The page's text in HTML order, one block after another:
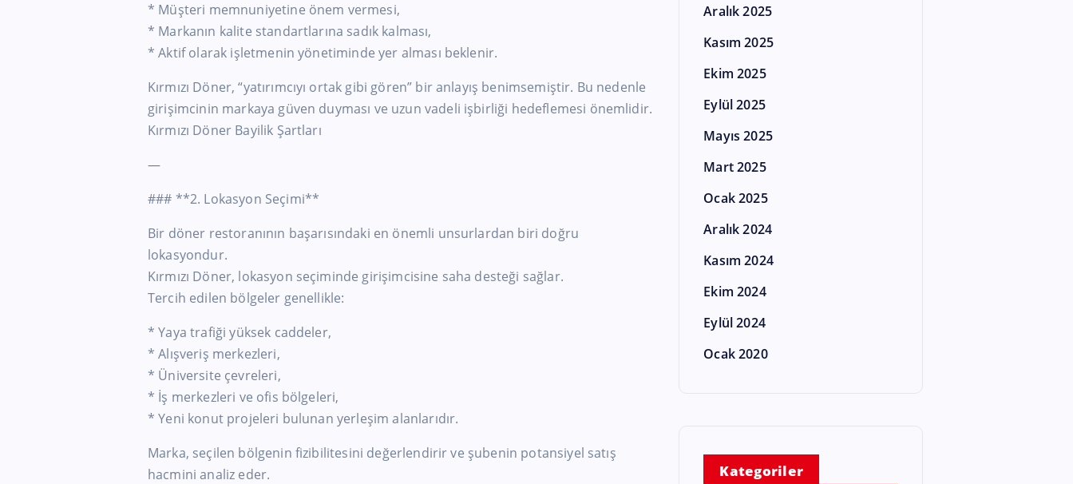
* Müşteri memnuniyetine önem vermesi,
* Markanın kalite standartlarına sadık kalması,
* Aktif olarak işletmenin yönetiminde yer alması beklenir.
Kırmızı Döner, “yatırımcıyı ortak gibi gören” bir anlayış benimsemiştir. Bu nedenle
girişimcinin markaya güven duyması ve uzun vadeli işbirliği hedeflemesi önemlidir.
Kırmızı Döner Bayilik Şartları
—
### **2. Lokasyon Seçimi**
Bir döner restoranının başarısındaki en önemli unsurlardan biri doğru
lokasyondur.
Kırmızı Döner, lokasyon seçiminde girişimcisine saha desteği sağlar.
Tercih edilen bölgeler genellikle:
* Yaya trafiği yüksek caddeler,
* Alışveriş merkezleri,
* Üniversite çevreleri,
* İş merkezleri ve ofis bölgeleri,
* Yeni konut projeleri bulunan yerleşim alanlarıdır.
Marka, seçilen bölgenin fizibilitesini değerlendirir ve şubenin potansiyel satış
hacmini analiz eder.
Aralık 2025
Kasım 2025
Ekim 2025
Eylül 2025
Mayıs 2025
Mart 2025
Ocak 2025
Aralık 2024
Kasım 2024
Ekim 2024
Eylül 2024
Ocak 2020
Kategoriler